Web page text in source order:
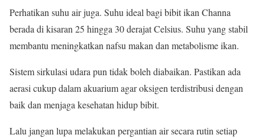
Perhatikan suhu air juga. Suhu ideal bagi bibit ikan Channa
berada di kisaran 25 hingga 30 derajat Celsius. Suhu yang stabil
membantu meningkatkan nafsu makan dan metabolisme ikan.
Sistem sirkulasi udara pun tidak boleh diabaikan. Pastikan ada
aerasi cukup dalam akuarium agar oksigen terdistribusi dengan
baik dan menjaga kesehatan hidup bibit.
Lalu jangan lupa melakukan pergantian air secara rutin setiap